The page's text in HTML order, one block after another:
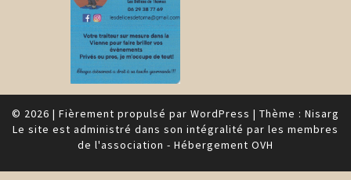
© 2026 | Fièrement propulsé par WordPress | Thème : Nisarg
Le site est administré dans son intégralité par les membres
de l'association - Hébergement OVH